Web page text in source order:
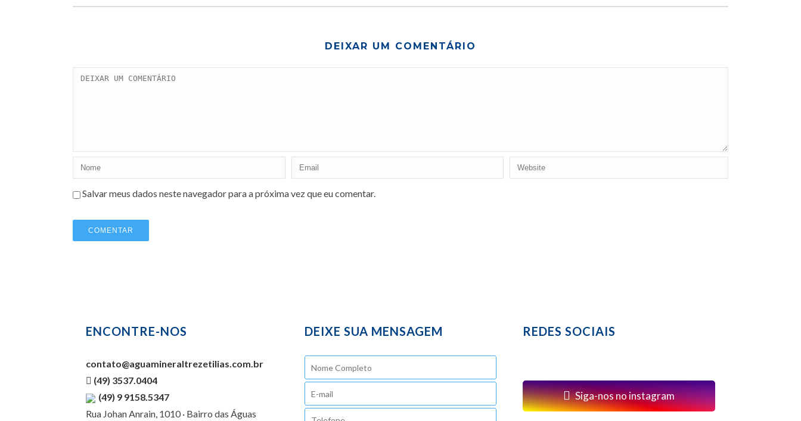
DEIXAR UM COMENTÁRIO
Salvar meus dados neste navegador para a próxima vez que eu comentar.
ENCONTRE-NOS
contato@aguamineraltrezetilias.com.br
(49) 3537.0404
(49) 9 9158.5347
Rua Johan Anrain, 1010 · Bairro das Águas
DEIXE SUA MENSAGEM REDES SOCIAIS
Siga-nos no instagram